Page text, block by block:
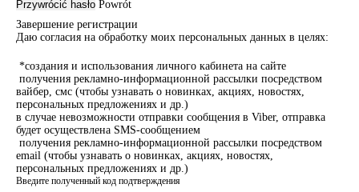
Przywrócić hasło Powrót
Завершение регистрации
Даю согласия на обработку моих персональных данных в целях:
*создания и использования личного кабинета на сайте
получения рекламно-информационной рассылки посредством
вайбер, смс (чтобы узнавать о новинках, акциях, новостях,
персональных предложениях и др.)
в случае невозможности отправки сообщения в Viber, отправка
будет осуществлена SMS-сообщением
получения рекламно-информационной рассылки посредством
email (чтобы узнавать о новинках, акциях, новостях,
персональных предложениях и др.)
Введите полученный код подтверждения